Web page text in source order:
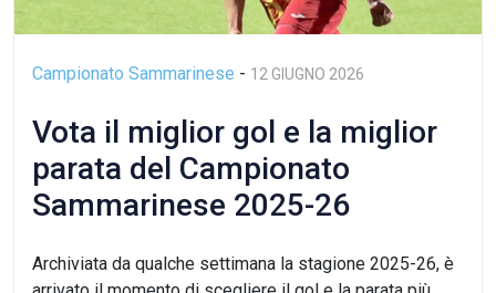
Campionato Sammarinese - 12 GIUGNO 2026
Vota il miglior gol e la miglior
parata del Campionato
Sammarinese 2025-26
Archiviata da qualche settimana la stagione 2025-26, è